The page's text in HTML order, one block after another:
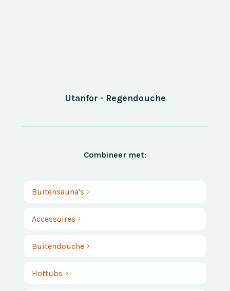
Utanfor - Regendouche
Combineer met:
Buitensauna's
Accessoires
Buitendouche
Hottubs